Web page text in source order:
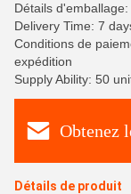
Détails
Delivery Time: 7
Conditions de
expédition
Supply Ability: 50
Obtenez
Détails de produit